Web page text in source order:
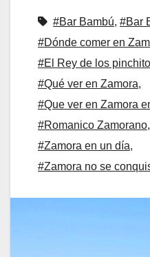
#Bar Bambú, #Bar
#Dónde comer en
#El Rey de los
#Qué ver en Zamora,
#Que ver en Zamora
#Romanico Zamorano,
#Zamora en un día,
#Zamora no se